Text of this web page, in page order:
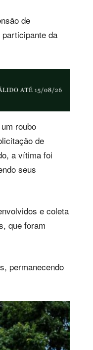
de
da
roubo
de
a vítima foi
seus
e coleta
que foram
permanecendo